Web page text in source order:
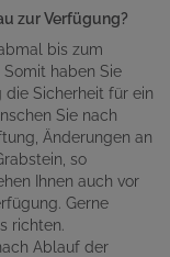
zur Verfügung?
bis zum
Somit haben Sie
Sicherheit für ein
Sie nach
Änderungen an
so
Ihnen auch vor
Gerne
richten.
Ablauf der